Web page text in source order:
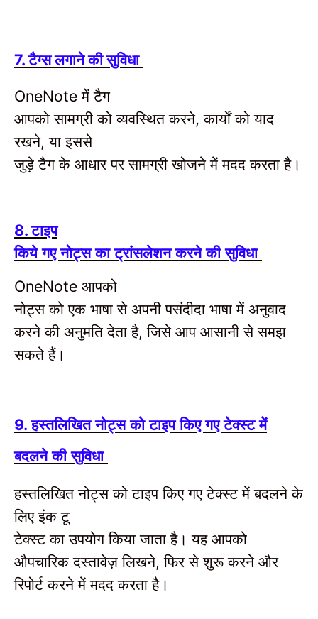
7. टैग्स लगाने की सुविधा
OneNoteमें टैग
आपको सामग्री को व्यवस्थित करने,कार्यों को याद
रखने,या इससे
जुड़े टैग के आधार पर सामग्री खोजने में मदद करता है।
8.टाइप
किये गए नोट्स का ट्रांसलेशन करने की सुविधा
OneNote आपको
नोट्स को एक भाषा से अपनी पसंदीदा भाषा में अनुवाद
करने की अनुमति देता है,जिसे आप आसानी से समझ
सकते हैं।
9.हस्तलिखित नोट्स को टाइप किए गए टेक्स्ट में
बदलने की सुविधा
हस्तलिखित नोट्स को टाइप किए गए टेक्स्ट में बदलने के
लिए इंक टू
टेक्स्ट का उपयोग किया जाता है। यह आपको
औपचारिक दस्तावेज़ लिखने,फिर से शुरू करने और
रिपोर्ट करने में मदद करता है।